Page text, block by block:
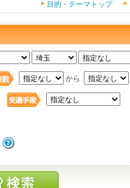
目的・テーマトップ
から